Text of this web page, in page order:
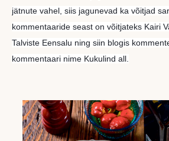
jätnute vahel, siis jagunevad ka võitjad
kommentaaride seast on võitjateks Kairi
Talviste Eensalu ning siin blogis
kommentaari nime Kukulind all.